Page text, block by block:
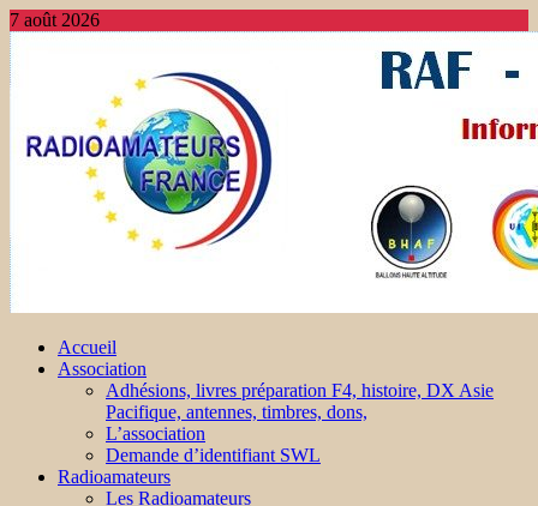
7 août 2026
Accueil
Association
Adhésions, livres préparation F4, histoire, DX Asie
Pacifique, antennes, timbres, dons,
L’association
Demande d’identifiant SWL
Radioamateurs
Les Radioamateurs